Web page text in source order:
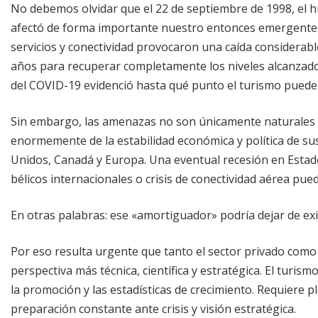
No debemos olvidar que el 22 de septiembre de 1998,
afectó de forma importante nuestro entonces
servicios y conectividad provocaron una caída
años para recuperar completamente los niveles
del COVID-19 evidenció hasta qué punto el turismo
Sin embargo, las amenazas no son únicamente
enormemente de la estabilidad económica y política de
Unidos, Canadá y Europa. Una eventual recesión en
bélicos internacionales o crisis de conectividad aérea
En otras palabras: ese «amortiguador» podría dejar de
Por eso resulta urgente que tanto el sector privado
perspectiva más técnica, científica y estratégica. El
la promoción y las estadísticas de crecimiento.
preparación constante ante crisis y visión estratégica.